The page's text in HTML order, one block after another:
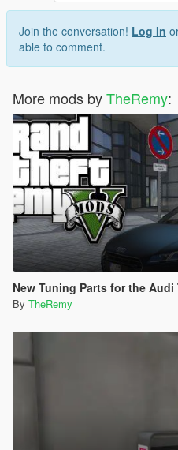
Join the conversation! Log In
able to comment.
More mods byTheRemy:
New Tuning Parts for the Audi
By TheRemy